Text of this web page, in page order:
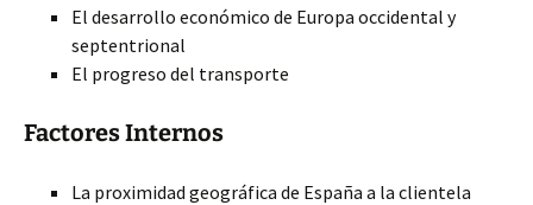
El desarrollo económico de Europa occidental y
septentrional
El progreso del transporte
Factores Internos
La proximidad geográfica de España a la clientela